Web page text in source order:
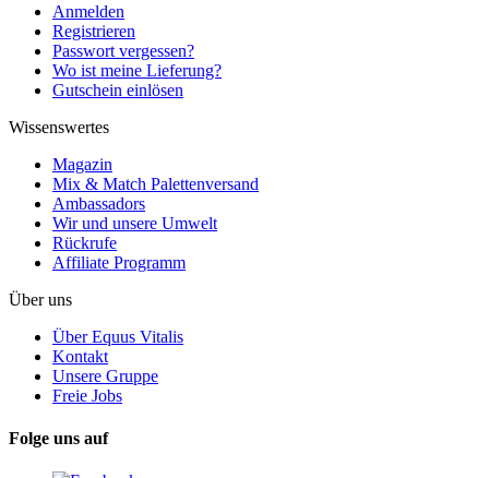
Anmelden
Registrieren
Passwort vergessen?
Wo ist meine Lieferung?
Gutschein einlösen
Wissenswertes
Magazin
Mix & Match Palettenversand
Ambassadors
Wir und unsere Umwelt
Rückrufe
Affiliate Programm
Über uns
Über Equus Vitalis
Kontakt
Unsere Gruppe
Freie Jobs
Folge uns auf